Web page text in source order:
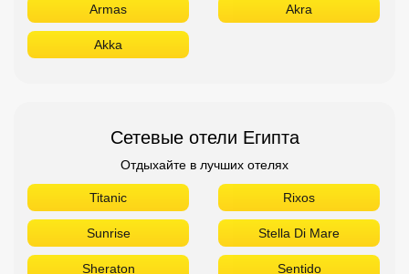
Armas Akra
Akka
Сетевые отели Египта
Отдыхайте в лучших отелях
Titanic Rixos
Sunrise Stella Di Mare
Sheraton Sentido